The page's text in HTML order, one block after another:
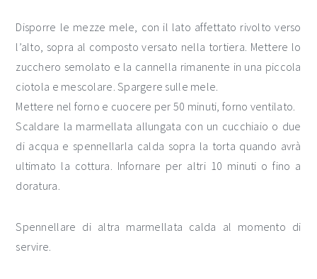
Disporre le mezze mele, con il lato affettato rivolto verso
l’alto, sopra al composto versato nella tortiera. Mettere lo
zucchero semolato e la cannella rimanente in una piccola
ciotola e mescolare. Spargere sulle mele.
Mettere nel forno e cuocere per 50 minuti, forno ventilato.
Scaldare la marmellata allungata con un cucchiaio o due
di acqua e spennellarla calda sopra la torta quando avrà
ultimato la cottura. Infornare per altri 10 minuti o fino a
doratura.
Spennellare di altra marmellata calda al momento di
servire.